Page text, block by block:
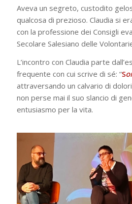
Aveva un segreto, custodito
qualcosa di prezioso. Claudia si
con la professione dei Consigli
Secolare Salesiano delle
L’incontro con Claudia parte
frequente con cui scrive di sé: “S
attraversando un calvario di
non perse mai il suo slancio di
entusiasmo per la vita.